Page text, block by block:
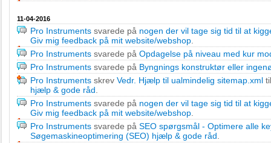
11-04-2016
Pro Instruments svarede på nogen der vil tage sig tid til at
Giv mig feedback på mit website/webshop
Pro Instruments svarede på Opdagelse på niveau med kur
Pro Instruments svarede på Byngnings konstruktør eller
Pro Instruments skrev Vedr. Hjælp til ualmindelig sitemap.xml
hjælp & gode råd
Pro Instruments svarede på nogen der vil tage sig tid til at
Giv mig feedback på mit website/webshop
Pro Instruments svarede på SEO spørgsmål - Optimere alle
Søgemaskineoptimering (SEO) hjælp & gode råd